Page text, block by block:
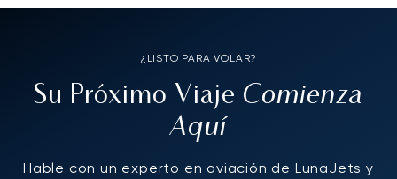
¿LISTO PARA VOLAR?
Su Próximo Viaje Comienza
Aquí
Hable con un experto en aviación de LunaJets y